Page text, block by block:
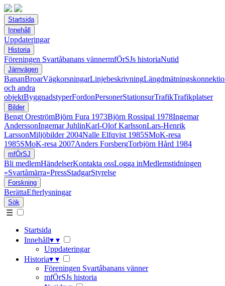
Startsida
Innehåll
Uppdateringar
Historia
Föreningen Svartåbanans vännermfÖrSJs historiaNutid
Järnvägen
BananBroarVägkorsningarLinjebeskrivning
och andra
objektByggnadstyperFordonPersonerStationsurTrafikTrafikplatser
Bilder
Bengt OreströmBjörn Fura 1973Björn Rossipal 1978Ingemar
AnderssonIngemar JuhlinKarl-Olof KarlssonLars-Henrik
LarssonMiljöbilder 2004Nalle Elfqvist 1985SMoK-resa
1985SMoK-resa 2007Anders ForsbergTorbjörn Hård 1984
mfÖrSJ
Bli medlemHändelserKontakta ossLogga inMedlemstidningen
»Svartåmärra«PressStadgarStyrelse
Forskning
BerättaEfterlysningar
Sök
☰
Startsida
Innehåll▾ ▾
Uppdateringar
Historia▾ ▾
Föreningen Svartåbanans vänner
mfÖrSJs historia